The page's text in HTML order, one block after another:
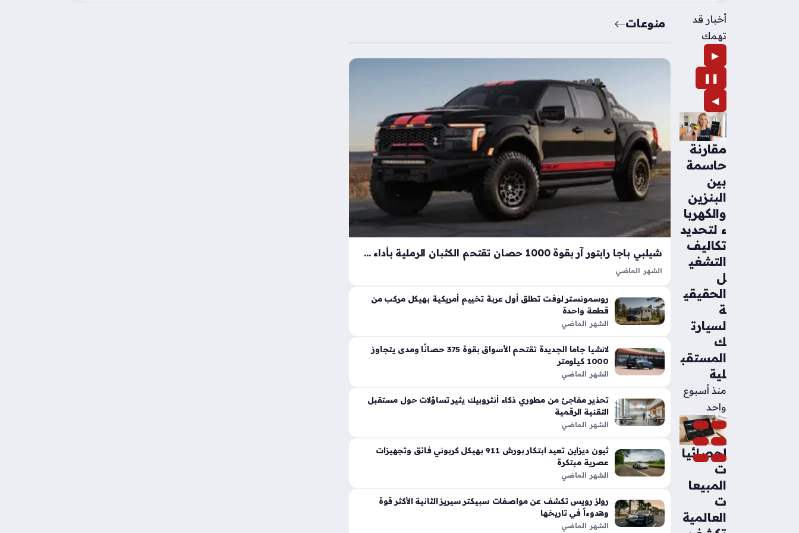
أخبار قد
تهمك
▶
❚❚
◀
مقارنة
حاسمة
بين
البنزين
والكهربا
ء لتحديد
تكاليف
التشغي
ل
الحقيقي
ة
لسيارت
ك
المستقب
لية
منذ أسبوع
واحد
إحصائيا
ت
المبيعا
ت
العالمية
منوعات
شيلبي باجا رابتور آر بقوة 1000 حصان تقتحم الكثبان الرملية بأداء خارق
الشهر الماضي
الأداء التقليدية في شاحنات البيك أب، إذ ارتقت بهذه الفئة إلى مستويات غير مسبوقة
بفضل تعديلات…
روسمونستر لوفت تطلق أول عربة تخييم أمريكية بهيكل مركب من
قطعة واحدة
الشهر الماضي
لانشيا جاما الجديدة تقتحم الأسواق بقوة 375 حصانًا ومدى يتجاوز
1000 كيلومتر
الشهر الماضي
تحذير مفاجئ من مطوري ذكاء أنثروبيك يثير تساؤلات حول مستقبل
التقنية الرقمية
الشهر الماضي
ثيون ديزاين تعيد ابتكار بورش 911 بهيكل كربوني فائق وتجهيزات
عصرية مبتكرة
الشهر الماضي
رولز رويس تكشف عن مواصفات سبيكتر سيريز الثانية الأكثر قوة
وهدوءاً في تاريخها
الشهر الماضي